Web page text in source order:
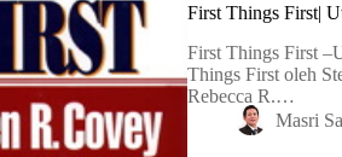
First Things First|
First Things First
Things First oleh
Rebecca R.…
Masri